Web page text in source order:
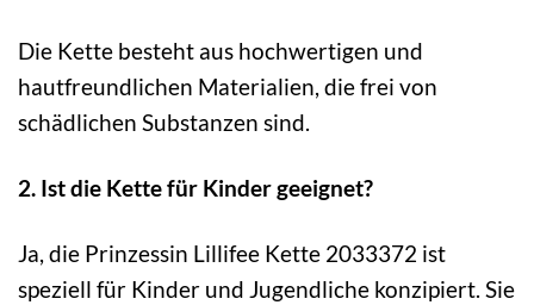
Die Kette besteht aus hochwertigen und
hautfreundlichen Materialien, die frei von
schädlichen Substanzen sind.
2. Ist die Kette für Kinder geeignet?
Ja, die Prinzessin Lillifee Kette 2033372 ist
speziell für Kinder und Jugendliche konzipiert. Sie